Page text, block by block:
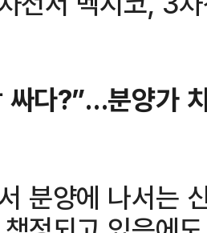
싸다?”…분양가
분양에 나서는